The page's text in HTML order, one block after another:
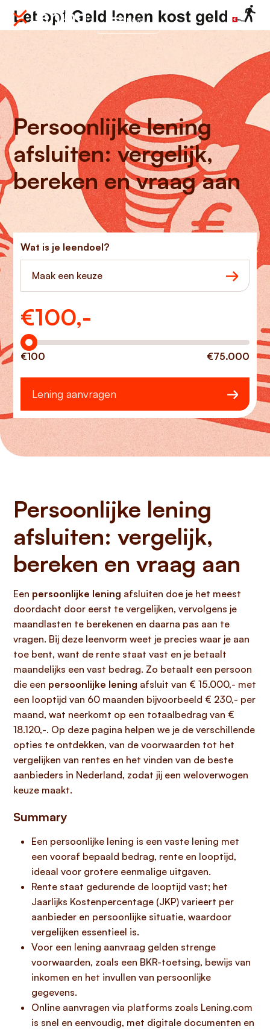
Menu
Persoonlijke lening
afsluiten: vergelijk,
bereken en vraag aan
Wat is je leendoel?
Maak een keuze
€100,-
Hoeveel wilt u lenen?
€100 €75.000
Lening aanvragen
Persoonlijke lening
afsluiten: vergelijk,
bereken en vraag aan
Een persoonlijke lening afsluiten doe je het meest
doordacht door eerst te vergelijken, vervolgens je
maandlasten te berekenen en daarna pas aan te
vragen. Bij deze leenvorm weet je precies waar je aan
toe bent, want de rente staat vast en je betaalt
maandelijks een vast bedrag. Zo betaalt een persoon
die een persoonlijke lening afsluit van € 15.000,- met
een looptijd van 60 maanden bijvoorbeeld € 230,- per
maand, wat neerkomt op een totaalbedrag van €
18.120,-. Op deze pagina helpen we je de verschillende
opties te ontdekken, van de voorwaarden tot het
vergelijken van rentes en het vinden van de beste
aanbieders in Nederland, zodat jij een weloverwogen
keuze maakt.
Summary
Een persoonlijke lening is een vaste lening met
een vooraf bepaald bedrag, rente en looptijd,
ideaal voor grotere eenmalige uitgaven.
Rente staat gedurende de looptijd vast; het
Jaarlijks Kostenpercentage (JKP) varieert per
aanbieder en persoonlijke situatie, waardoor
vergelijken essentieel is.
Voor een lening aanvraag gelden strenge
voorwaarden, zoals een BKR-toetsing, bewijs van
inkomen en het invullen van persoonlijke
gegevens.
Online aanvragen via platforms zoals Lening.com
is snel en eenvoudig, met digitale documenten en